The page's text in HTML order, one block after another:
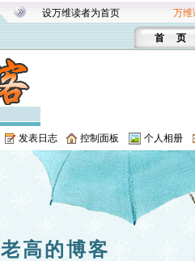
设万维读者为首页 万维
首 页
发表日志 控制面板 个人相册
老高的博客